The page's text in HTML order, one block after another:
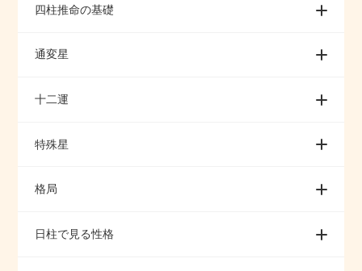
四柱推命の基礎
通変星
十二運
特殊星
格局
日柱で見る性格